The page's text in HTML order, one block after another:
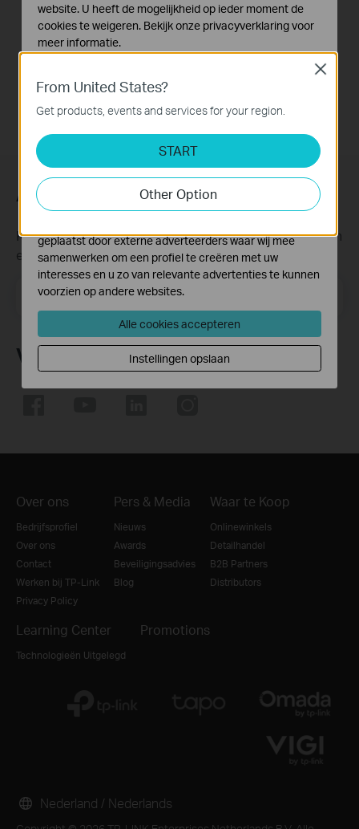
How to Set up TP-
Link 4G WiFi Router
Abonneer
Krijg updates over nieuwe producten, samenwerkingen
en ander interessant nieuws
Email Address
Volg Ons
Over ons
Bedrijfsprofiel
Over ons
Contact
Werken bij TP-Link
Privacy Policy
Pers & Media
Nieuws
Awards
Beveiligingsadvies
Blog
Waar te Koop
Onlinewinkels
Detailhandel
B2B Partners
Distributors
Learning Center
Technologieën Uitgelegd
Promotions
Nederland / Nederlands
From United States?
Get products, events and services for your region.
START
Other Option
Close
website. U heeft de mogelijkheid op ieder moment de
cookies te weigeren. Bekijk onze privacyverklaringvoor
meer informatie.
Deze cookies zijn noodzakelijk voor de werking van de
website en kunnen niet worden uitgeschakeld.
Analyse en Marketing Cookies
Cookies voor analyse geven ons de mogelijkheid uw
activiteiten op onze website te volgen en zo de
functionaliteit van de website aan te passen en te
verbeteren.
geplaatst door externe adverteerders waar wij mee
samenwerken om een profiel te creëren met uw
interesses en u zo van relevante advertenties te kunnen
voorzien op andere websites.
Alle cookies accepteren
Instellingen opslaan